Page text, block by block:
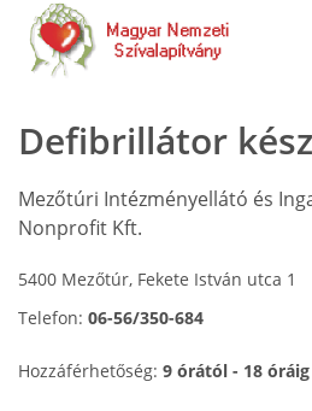
Defibrillátor
Mezőtúri Intézményellátó és
Nonprofit Kft.
5400 Mezőtúr, Fekete István utca 1
Telefon: 06-56/350-684
Hozzáférhetőség: 9 órától - 18 óráig